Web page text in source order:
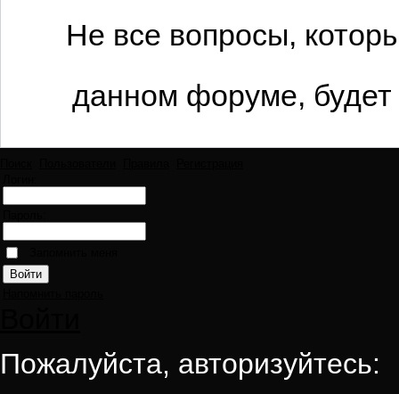
Не все вопросы,
данном форуме,
Пожалуйста, авторизуйтесь: